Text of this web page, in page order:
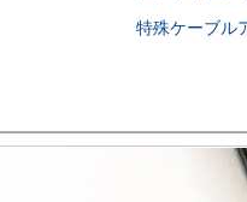
特殊ケーブル